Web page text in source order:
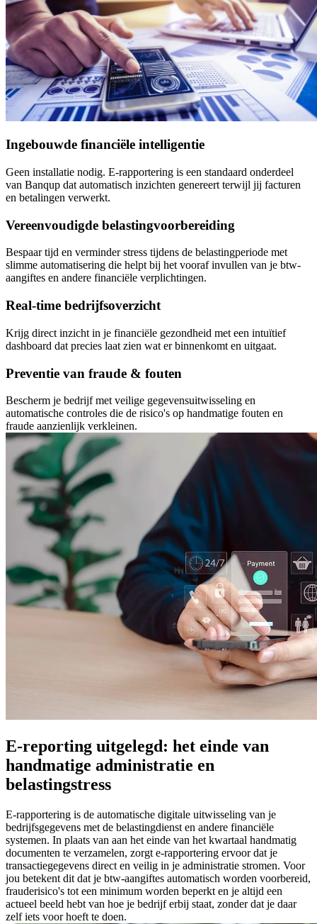
Ingebouwde financiële intelligentie
Geen installatie nodig. E-rapportering is een standaard onderdeel
van Banqup dat automatisch inzichten genereert terwijl jij facturen
en betalingen verwerkt.
Vereenvoudigde belastingvoorbereiding
Bespaar tijd en verminder stress tijdens de belastingperiode met
slimme automatisering die helpt bij het vooraf invullen van je btw-
aangiftes en andere financiële verplichtingen.
Real-time bedrijfsoverzicht
Krijg direct inzicht in je financiële gezondheid met een intuïtief
dashboard dat precies laat zien wat er binnenkomt en uitgaat.
Preventie van fraude & fouten
Bescherm je bedrijf met veilige gegevensuitwisseling en
automatische controles die de risico's op handmatige fouten en
fraude aanzienlijk verkleinen.
E-reporting uitgelegd: het einde van
handmatige administratie en
belastingstress
E-rapportering is de automatische digitale uitwisseling van je
bedrijfsgegevens met de belastingdienst en andere financiële
systemen. In plaats van aan het einde van het kwartaal handmatig
documenten te verzamelen, zorgt e-rapportering ervoor dat je
transactiegegevens direct en veilig in je administratie stromen. Voor
jou betekent dit dat je btw-aangiftes automatisch worden voorbereid,
frauderisico's tot een minimum worden beperkt en je altijd een
actueel beeld hebt van hoe je bedrijf erbij staat, zonder dat je daar
zelf iets voor hoeft te doen.